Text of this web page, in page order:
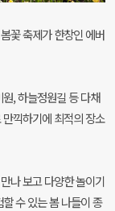
꽃 축제가 한창인 에버
, 하늘정원길 등 다채
끽하기에 최적의 장소
나 보고 다양한 놀이기
수 있는 봄 나들이 종